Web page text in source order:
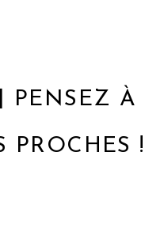
PENSEZ À
PROCHES !